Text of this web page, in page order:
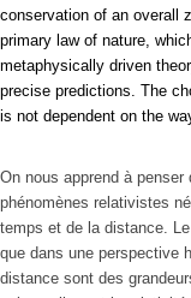
conservation of an overall
primary law of nature,
metaphysically driven
precise predictions. The
is not dependent on the
On nous apprend à penser
phénomènes relativistes
temps et de la distance.
que dans une perspective
distance sont des